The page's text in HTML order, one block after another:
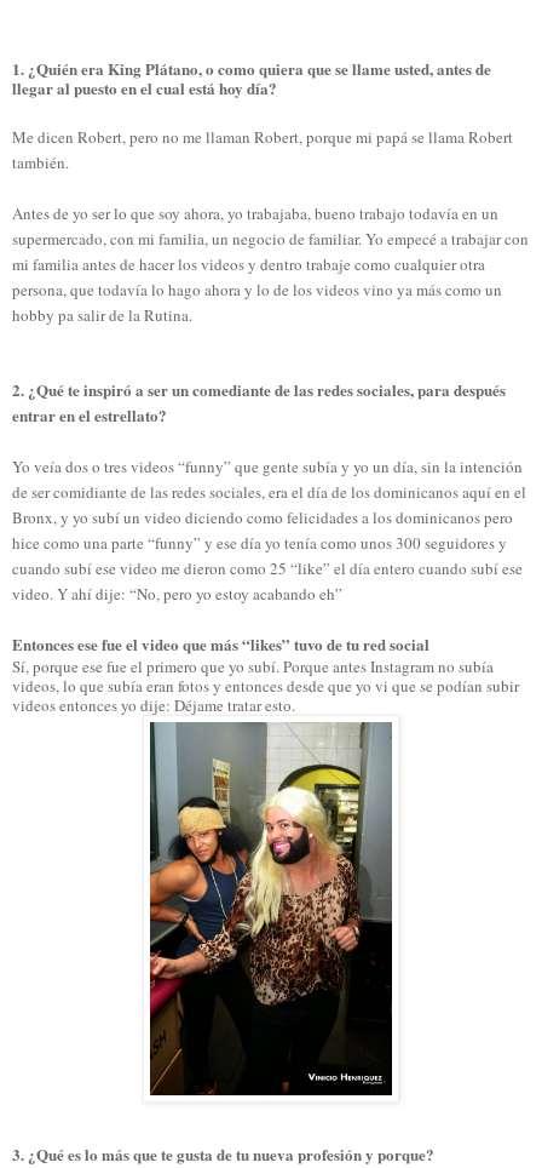
1. ¿Quién era King Plátano, o como quiera que se llame usted, antes de
llegar al puesto en el cual está hoy día?
Me dicen Robert, pero no me llaman Robert, porque mi papá se llama Robert
también.
Antes de yo ser lo que soy ahora, yo trabajaba, bueno trabajo todavía en un
supermercado, con mi familia, un negocio de familiar. Yo empecé a trabajar con
mi familia antes de hacer los videos y dentro trabaje como cualquier otra
persona, que todavía lo hago ahora y lo de los videos vino ya más como un
hobby pa salir de la Rutina.
2. ¿Qué te inspiró a ser un comediante de las redes sociales, para después
entrar en el estrellato?
Yo veía dos o tres videos “funny” que gente subía y yo un día, sin la intención
de ser comidiante de las redes sociales, era el día de los dominicanos aquí en el
Bronx, y yo subí un video diciendo como felicidades a los dominicanos pero
hice como una parte “funny” y ese día yo tenía como unos 300 seguidores y
cuando subí ese video me dieron como 25 “like” el día entero cuando subí ese
video. Y ahí dije: “No, pero yo estoy acabando eh”
Entonces ese fue el video que más “likes” tuvo de tu red social
Sí, porque ese fue el primero que yo subí. Porque antes Instagram no subía
videos, lo que subía eran fotos y entonces desde que yo vi que se podían subir
videos entonces yo dije: Déjame tratar esto.
3. ¿Qué es lo más que te gusta de tu nueva profesión y porque?